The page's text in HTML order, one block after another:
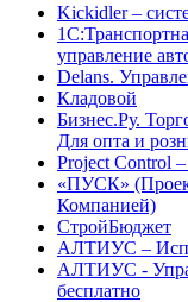
Kickidler –
управление
Delans.
Кладовой
Бизнес.Ру.
Для опта и
Project Сontrol
«ПУСК»
Компанией)
СтройБюджет
АЛТИУС –
АЛТИУС -
бесплатно